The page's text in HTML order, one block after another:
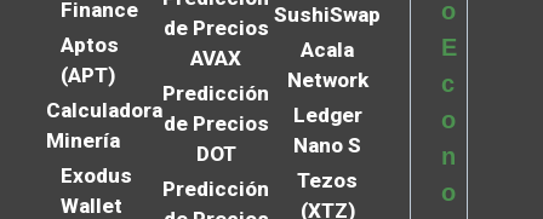
Finance
Aptos
(APT)
Calculadora
Minería
Exodus
Wallet
de Precios
AVAX
Predicción
de Precios
DOT
Predicción
SushiSwap
Acala
Network
Ledger
Nano S
Tezos
(XTZ)
o
E
c
o
n
o